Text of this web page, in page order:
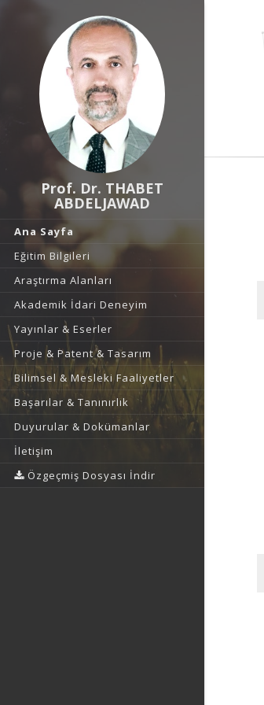
Prof. Dr. THABET
ABDELJAWAD
Ana Sayfa
Eğitim Bilgileri
Araştırma Alanları
Akademik İdari Deneyim
Yayınlar & Eserler
Proje & Patent & Tasarım
Bilimsel & Mesleki Faaliyetler
Başarılar & Tanınırlık
Duyurular & Dokümanlar
İletişim
Özgeçmiş Dosyası İndir